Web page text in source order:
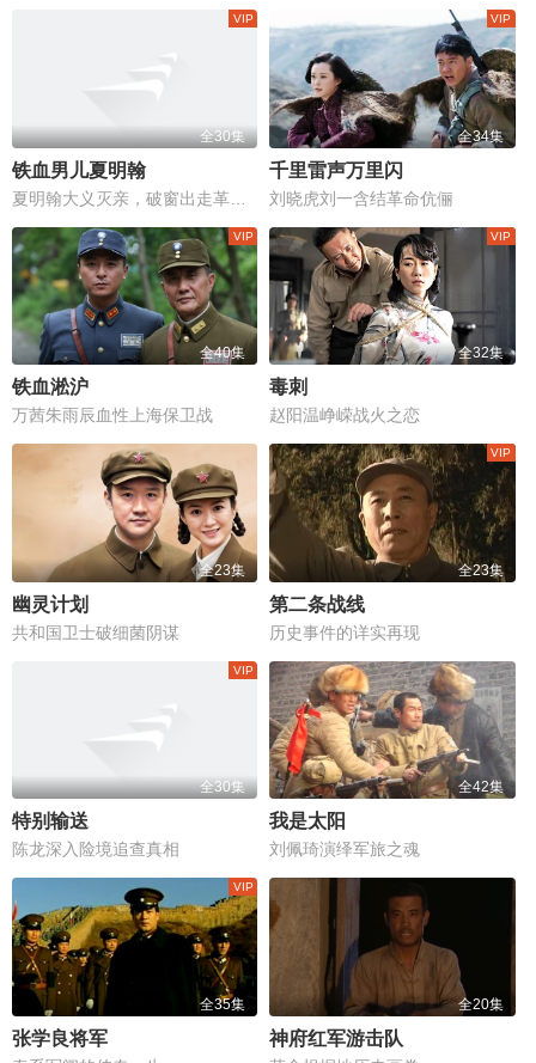
全30集
铁血男儿夏明翰
全34集
千里雷声万里闪
刘晓虎刘一含结革命伉俪
全40集
铁血淞沪
万茜朱雨辰血性上海保卫战
全32集
毒刺
赵阳温峥嵘战火之恋
全23集
幽灵计划
共和国卫士破细菌阴谋
全23集
第二条战线
历史事件的详实再现
全30集
特别输送
陈龙深入险境追查真相
全42集
我是太阳
刘佩琦演绎军旅之魂
全35集
张学良将军
全20集
神府红军游击队